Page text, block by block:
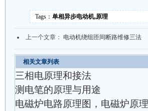
Tags： 单相异步电动机,原理
上一个文章： 电动机绕组匝间断路维修三法
相关文章列表
三相电原理和接法
测电笔的原理与用途
电磁炉电路原理图，电磁炉原理